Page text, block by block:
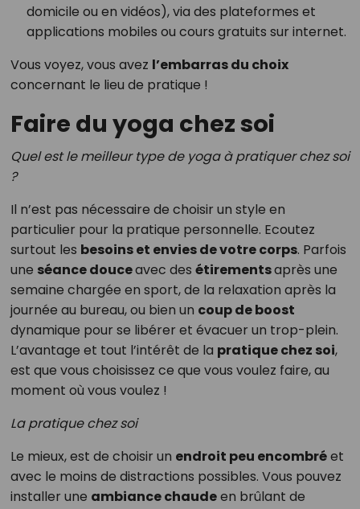
domicile ou en vidéos), via des plateformes et
applications mobiles ou cours gratuits sur internet.
Vous voyez, vous avez l’embarras du choix
concernant le lieu de pratique !
Faire du yoga chez soi
Quel est le meilleur type de yoga à pratiquer chez soi
?
Il n’est pas nécessaire de choisir un style en
particulier pour la pratique personnelle. Ecoutez
surtout les besoins et envies de votre corps. Parfois
une séance douceavec des étirementsaprès une
semaine chargée en sport, de la relaxation après la
journée au bureau, ou bien un coup de boost
dynamique pour se libérer et évacuer un trop-plein.
L’avantage et tout l’intérêt de la pratique chez soi,
est que vous choisissez ce que vous voulez faire, au
moment où vous voulez !
La pratique chez soi
Le mieux, est de choisir un endroit peu encombréet
avec le moins de distractions possibles. Vous pouvez
installer une ambiance chaudeen brûlant de